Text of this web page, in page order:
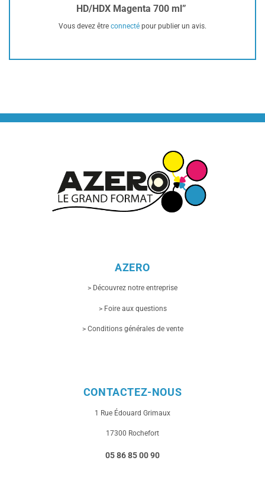
HD/HDX Magenta 700 ml”
Vous devez être connecté pour publier un avis.
AZERO
> Découvrez notre entreprise
> Foire aux questions
> Conditions générales de vente
CONTACTEZ-NOUS
1 Rue Édouard Grimaux
17300 Rochefort
05 86 85 00 90